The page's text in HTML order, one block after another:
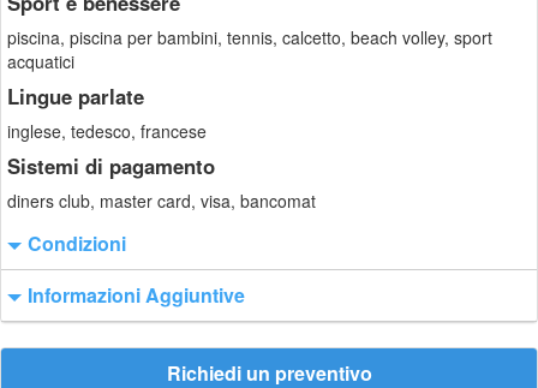
piscina, piscina per bambini, tennis, calcetto, beach volley, sport
acquatici
Lingue parlate
inglese, tedesco, francese
Sistemi di pagamento
diners club, master card, visa, bancomat
Condizioni
Informazioni Aggiuntive
Richiedi un preventivo